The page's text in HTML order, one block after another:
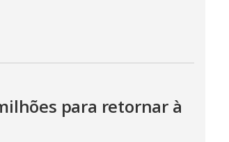
para retornar à